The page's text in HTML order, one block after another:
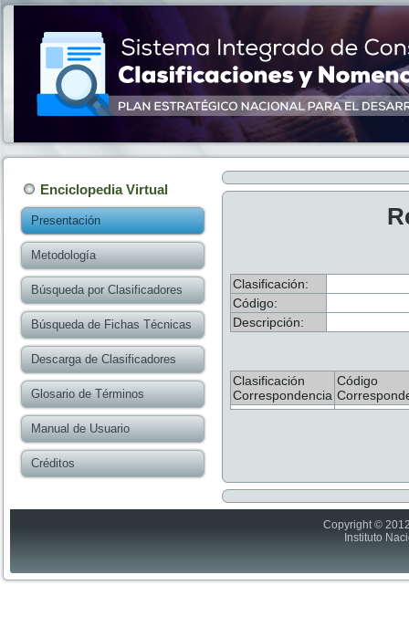
Enciclopedia Virtual
Presentación
Metodología
Búsqueda por Clasificadores
Búsqueda de Fichas Técnicas
Descarga de Clasificadores
Glosario de Términos
Manual de Usuario
Créditos
Clasificación:
Código:
Descripción:
Clasificación
Correspondencia
Código
Copyright ©
Instituto